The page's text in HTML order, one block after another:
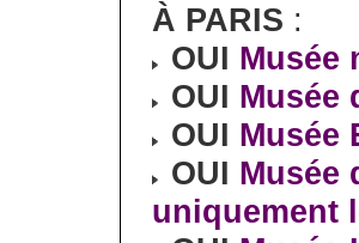
À PARIS :
OUI Musée
OUI Musée
OUI Musée
OUI Musée
uniquement